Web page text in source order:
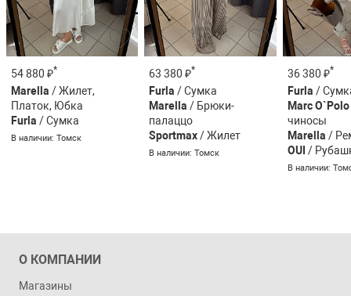
54 880 ₽*
Marella / Жилет,
Платок, Юбка
Furla / Сумка
В наличии: Томск
63 380 ₽*
Furla / Сумка
Marella / Брюки-
палаццо
Sportmax/ Жилет
В наличии: Томск
36 380 ₽*
Furla /
Marc O`Polo
чиносы
Marella /
OUI /
В наличии:
О КОМПАНИИ
Магазины